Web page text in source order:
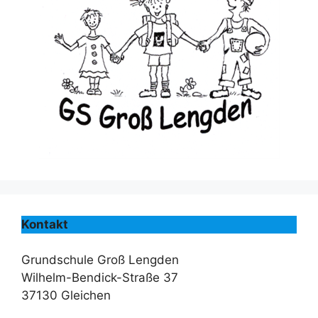
Kontakt
Grundschule Groß Lengden
Wilhelm-Bendick-Straße 37
37130 Gleichen